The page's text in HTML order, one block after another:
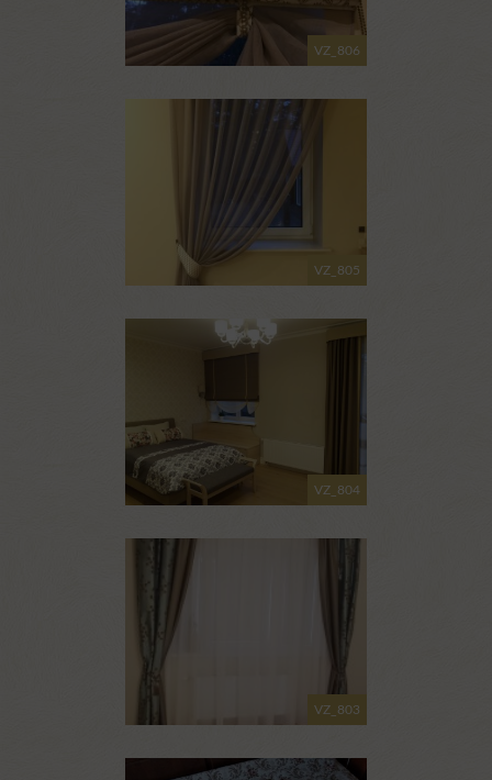
VZ_806
VZ_805
VZ_804
VZ_803